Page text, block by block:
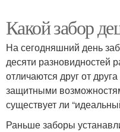
Какой забор
На сегодняшний день
десяти разновидностей
отличаются друг от
защитными
существует ли
Раньше заборы